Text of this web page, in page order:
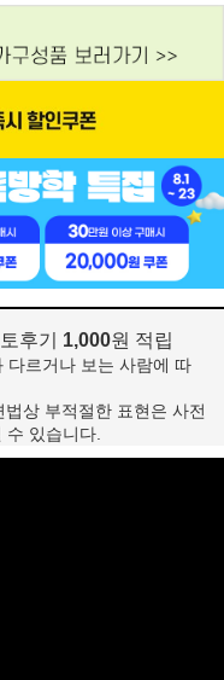
후기 1,000원 적립
르거나 보는 사람에 따
상 부적절한 표현은 사전
수 있습니다.